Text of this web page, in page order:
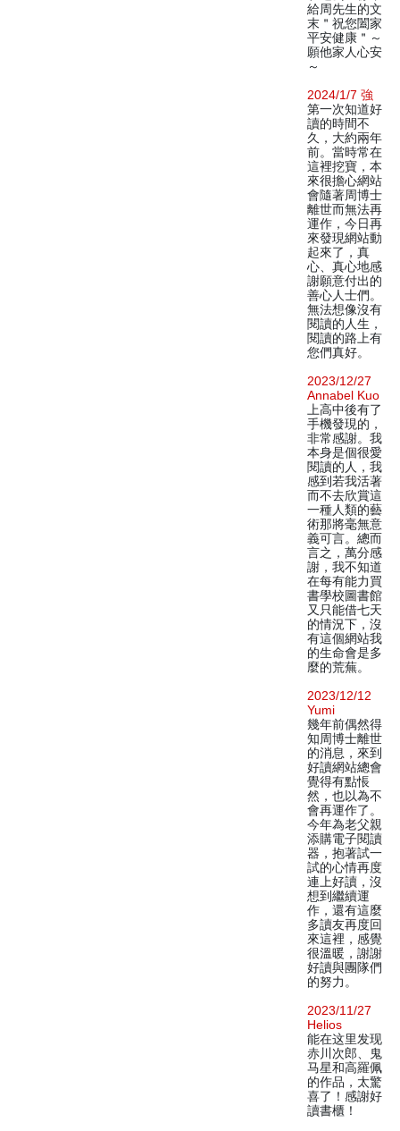
給周先生的文
末＂祝您闔家
平安健康＂～
願他家人心安
～
2024/1/7 強
第一次知道好
讀的時間不
久，大約兩年
前。當時常在
這裡挖寶，本
來很擔心網站
會隨著周博士
離世而無法再
運作，今日再
來發現網站動
起來了，真
心、真心地感
謝願意付出的
善心人士們。
無法想像沒有
閱讀的人生，
閱讀的路上有
您們真好。
2023/12/27
Annabel Kuo
上高中後有了
手機發現的，
非常感謝。我
本身是個很愛
閱讀的人，我
感到若我活著
而不去欣賞這
一種人類的藝
術那將毫無意
義可言。總而
言之，萬分感
謝，我不知道
在每有能力買
書學校圖書館
又只能借七天
的情況下，沒
有這個網站我
的生命會是多
麼的荒蕪。
2023/12/12
Yumi
幾年前偶然得
知周博士離世
的消息，來到
好讀網站總會
覺得有點悵
然，也以為不
會再運作了。
今年為老父親
添購電子閱讀
器，抱著試一
試的心情再度
連上好讀，沒
想到繼續運
作，還有這麼
多讀友再度回
來這裡，感覺
很溫暖，謝謝
好讀與團隊們
的努力。
2023/11/27
Helios
能在这里发现
赤川次郎、鬼
马星和高羅佩
的作品，太驚
喜了！感謝好
讀書櫃！